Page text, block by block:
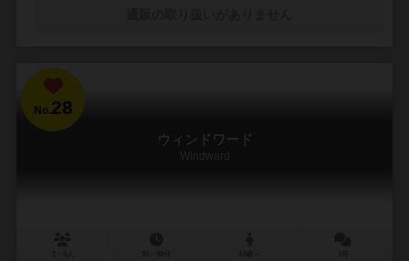
No.28
ウィンドワード
Windward